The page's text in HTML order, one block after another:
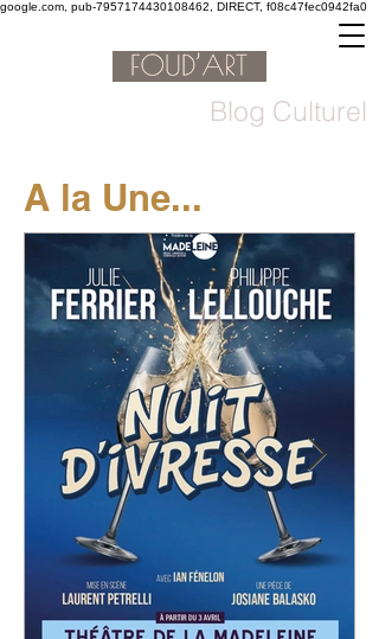
google.com, pub-7957174430108462, DIRECT, f08c47fec0942fa0
Blog Culturel
A la Une...